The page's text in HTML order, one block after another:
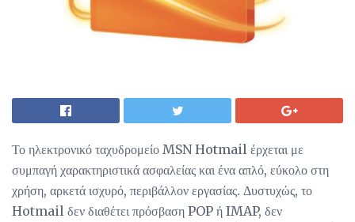
Το ηλεκτρονικό ταχυδρομείο MSN Hotmail έρχεται με
συμπαγή χαρακτηριστικά ασφαλείας και ένα απλό, εύκολο στη
χρήση, αρκετά ισχυρό, περιβάλλον εργασίας. Δυστυχώς, το
Hotmail δεν διαθέτει πρόσβαση POP ή IMAP, δεν